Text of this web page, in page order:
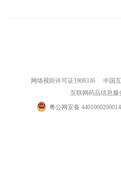
网络视听许可证1908336
中国
互联网药品信息服
粤公网安备